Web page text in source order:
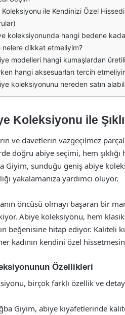
ile Kendinizi Özel
koleksiyonunda hangi bedene
nelere dikkat etmeliyim?
modelleri hangi kumaşlardan
hangi aksesuarları tercih
koleksiyonunu nereden satın
Koleksiyonu ile
ve davetlerin vazgeçilmez
doğru abiye seçimi, hem
Giyim, sunduğu geniş abiye
yakalamanıza yardımcı oluyor.
öncüsü olmayı başaran bir
Abiye koleksiyonu, hem
beğenisine hitap ediyor. Kaliteli
kadının kendini özel
Özellikleri
birçok farklı özellik ve
Giyim, abiye kıyafetlerinde